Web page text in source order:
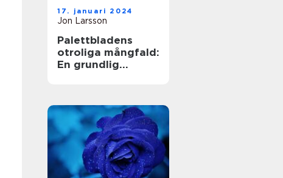
17. januari 2024
Jon Larsson
Palettbladens
otroliga mångfald:
En grundlig